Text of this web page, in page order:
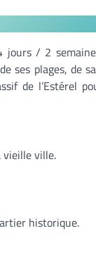
jours / 2
ses plages, de
de l’Estérel
vieille ville.
historique.